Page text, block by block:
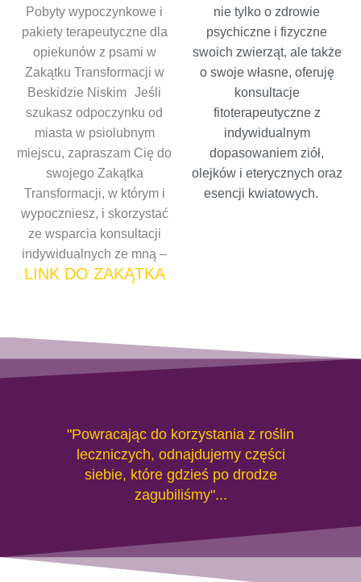
Pobyty wypoczynkowe i
pakiety terapeutyczne dla
opiekunów z psami w
Zakątku Transformacji w
Beskidzie Niskim Jeśli
szukasz odpoczynku od
miasta w psiolubnym
miejscu, zapraszam Cię do
swojego Zakątka
Transformacji, w którym i
wypoczniesz, i skorzystać
ze wsparcia konsultacji
indywidualnych ze mną –
LINK DO ZAKĄTKA
nie tylko o zdrowie
psychiczne i fizyczne
swoich zwierząt, ale także
o swoje własne, oferuję
konsultacje
fitoterapeutyczne z
indywidualnym
dopasowaniem ziół,
olejków i eterycznych oraz
esencji kwiatowych.
"Powracając do korzystania z roślin
leczniczych, odnajdujemy części
siebie, które gdzieś po drodze
zagubiliśmy"...